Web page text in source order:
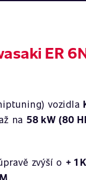
ER
vozidla
na58 kW (80
zvýší o + 1
.